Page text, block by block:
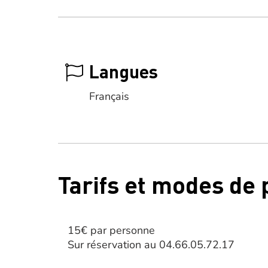
Langues
Français
Tarifs et modes de
15€ par personne
Sur réservation au 04.66.05.72.17